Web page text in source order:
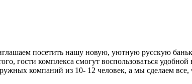
посетить нашу новую, уютную русскую
гости комплекса смогут воспользоваться
компаний из 10- 12 человек, а мы сделаем